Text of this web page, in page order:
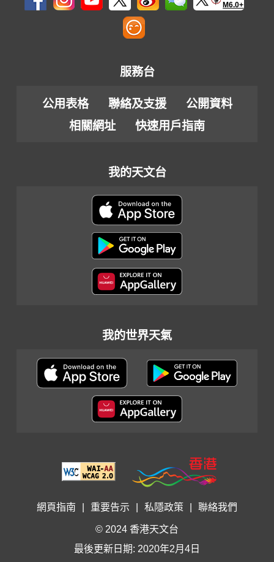
M6.0+
服務台
公用表格 聯絡及支援
公開資料
相關網址
快速用戶指南
我的天文台
我的世界天氣
網頁指南 重要告示 私隱政策 聯絡我們
© 2024 香港天文台
最後更新日期: 2020年2月4日